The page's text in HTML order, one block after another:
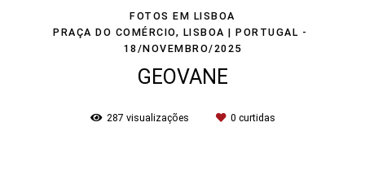
FOTOS EM LISBOA
PRAÇA DO COMÉRCIO, LISBOA | PORTUGAL
18/NOVEMBRO/2025
GEOVANE
287 visualizações 0 curtidas